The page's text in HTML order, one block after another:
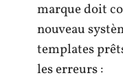
marque doit
nouveau
templates
les erreurs :